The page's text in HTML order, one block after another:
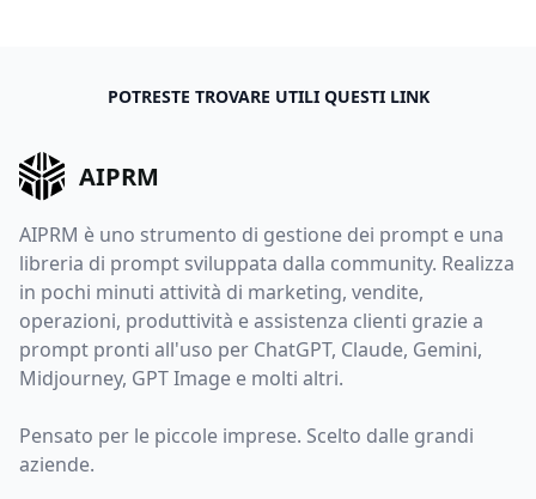
POTRESTE TROVARE UTILI QUESTI LINK
AIPRM
AIPRM è uno strumento di gestione dei prompt e una
libreria di prompt sviluppata dalla community. Realizza
in pochi minuti attività di marketing, vendite,
operazioni, produttività e assistenza clienti grazie a
prompt pronti all'uso per ChatGPT, Claude, Gemini,
Midjourney, GPT Image e molti altri.
Pensato per le piccole imprese. Scelto dalle grandi
aziende.